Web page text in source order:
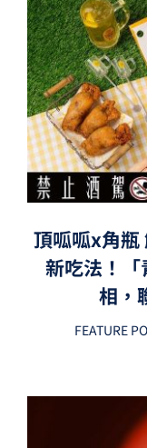
頂呱呱x角瓶
新吃法！
相，
FEATURE